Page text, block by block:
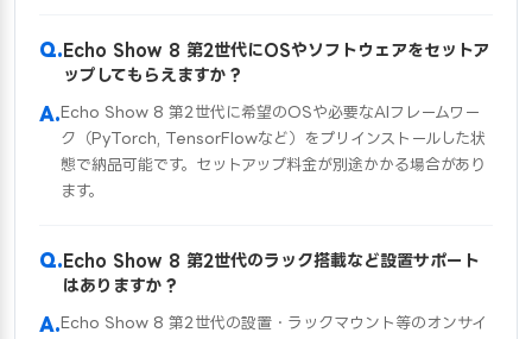
Echo Show 8 第2世代にOSやソフトウェアをセットア
ップしてもらえますか？
Echo Show 8 第2世代に希望のOSや必要なAIフレームワー
ク（PyTorch, TensorFlowなど）をプリインストールした状
態で納品可能です。セットアップ料金が別途かかる場合があり
ます。
Echo Show 8 第2世代のラック搭載など設置サポート
はありますか？
Echo Show 8 第2世代の設置・ラックマウント等のオンサイ